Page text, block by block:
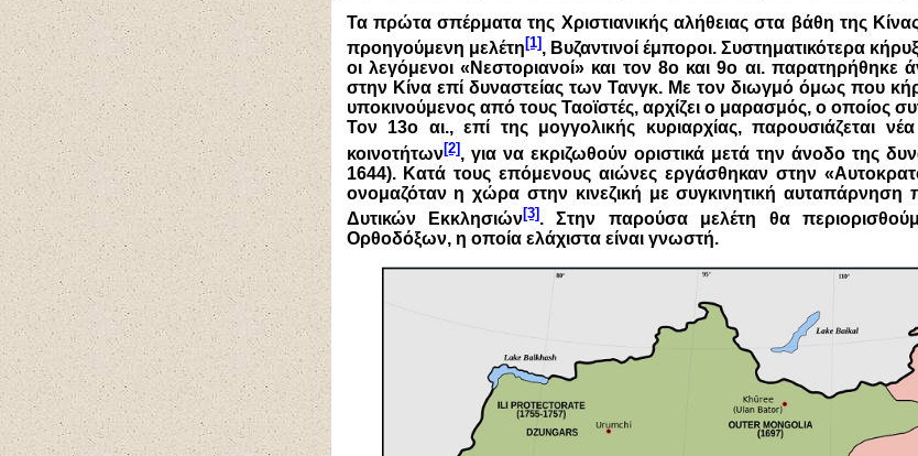
Τα πρώτα σπέρματα της Χριστιανικής αλήθειας στα βάθη της
προηγούμενη μελέτη [1], Βυζαντινοί έμποροι. Συστηματικότερα
οι λεγόμενοι «Νεστοριανοί» και τον 8ο και 9ο αι. παρατηρήθηκε
στην Κίνα επί δυναστείας των Τανγκ. Με τον διωγμό όμως που
υποκινούμενος από τους Ταοϊστές, αρχίζει ο μαρασμός, ο οποίος
Τον 13ο αι., επί της μογγολικής κυριαρχίας, παρουσιάζεται
κοινοτήτων[2], για να εκριζωθούν οριστικά μετά την άνοδο της
1644). Κατά τους επόμενους αιώνες εργάσθηκαν στην
ονομαζόταν η χώρα στην κινεζική με συγκινητική αυταπάρνηση
Δυτικών Εκκλησιών[3]. Στην παρούσα μελέτη θα
Ορθοδόξων, η οποία ελάχιστα είναι γνωστή.